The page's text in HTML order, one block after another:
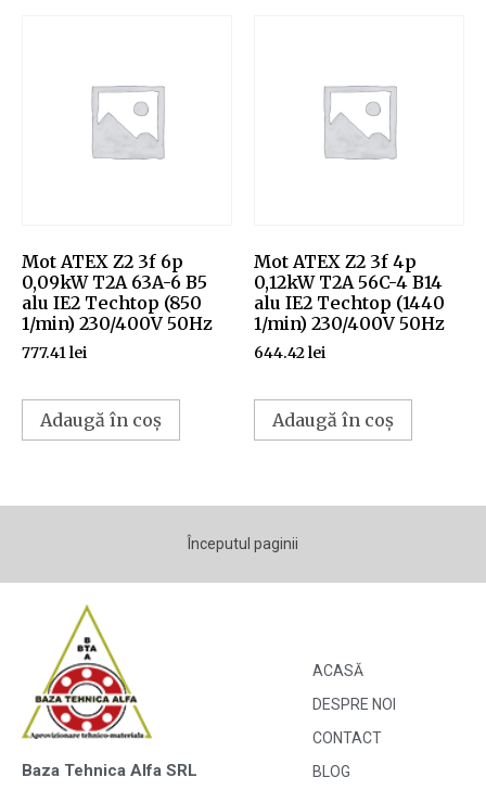
Mot ATEX Z2 3f 6p
0,09kW T2A 63A-6 B5
alu IE2 Techtop (850
1/min) 230/400V 50Hz
777.41lei
Adaugă în coș
Mot ATEX Z2 3f 4p
0,12kW T2A 56C-4 B14
alu IE2 Techtop (1440
1/min) 230/400V 50Hz
644.42lei
Adaugă în coș
Începutul paginii
Baza Tehnica Alfa SRL
ACASĂ
DESPRE NOI
CONTACT
BLOG